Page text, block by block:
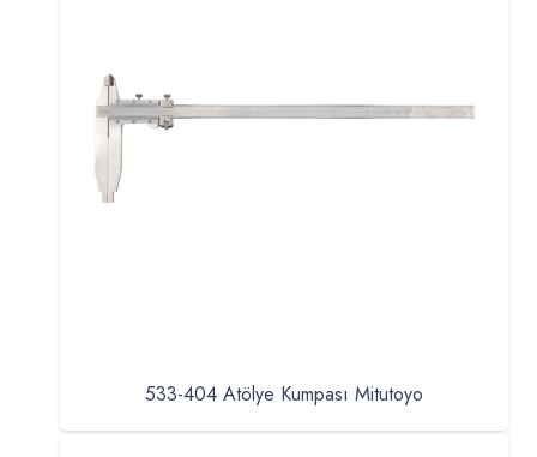
533-404 Atölye Kumpası Mitutoyo